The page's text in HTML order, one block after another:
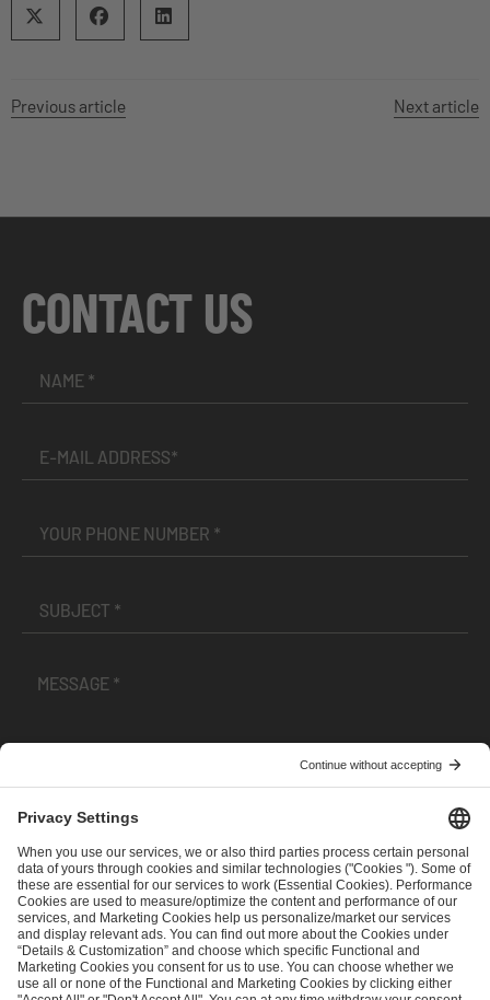
Previous article Next article
CONTACT US
andPrivacy Policy